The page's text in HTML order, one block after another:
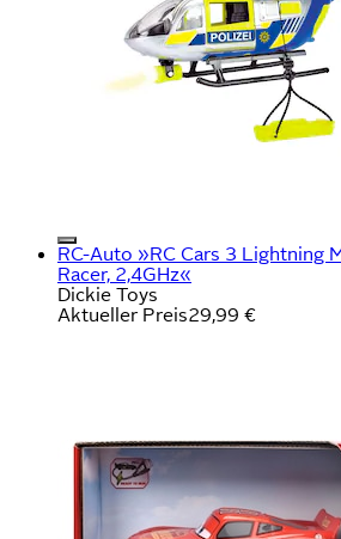
RC-Auto »RC Cars 3 Lightning
Racer, 2,4GHz«
Dickie Toys
Aktueller Preis29,99 €